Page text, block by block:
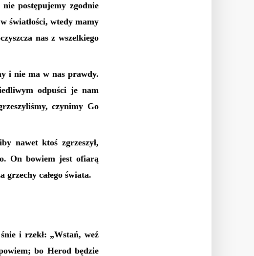
postępujemy zgodnie
światłości, wtedy mamy
nas z wszelkiego
i nie ma w nas prawdy.
odpuści je nam
czynimy Go
nawet ktoś zgrzeszył,
On bowiem jest ofiarą
grzechy całego świata.
i rzekł: „Wstań, weź
bo Herod będzie